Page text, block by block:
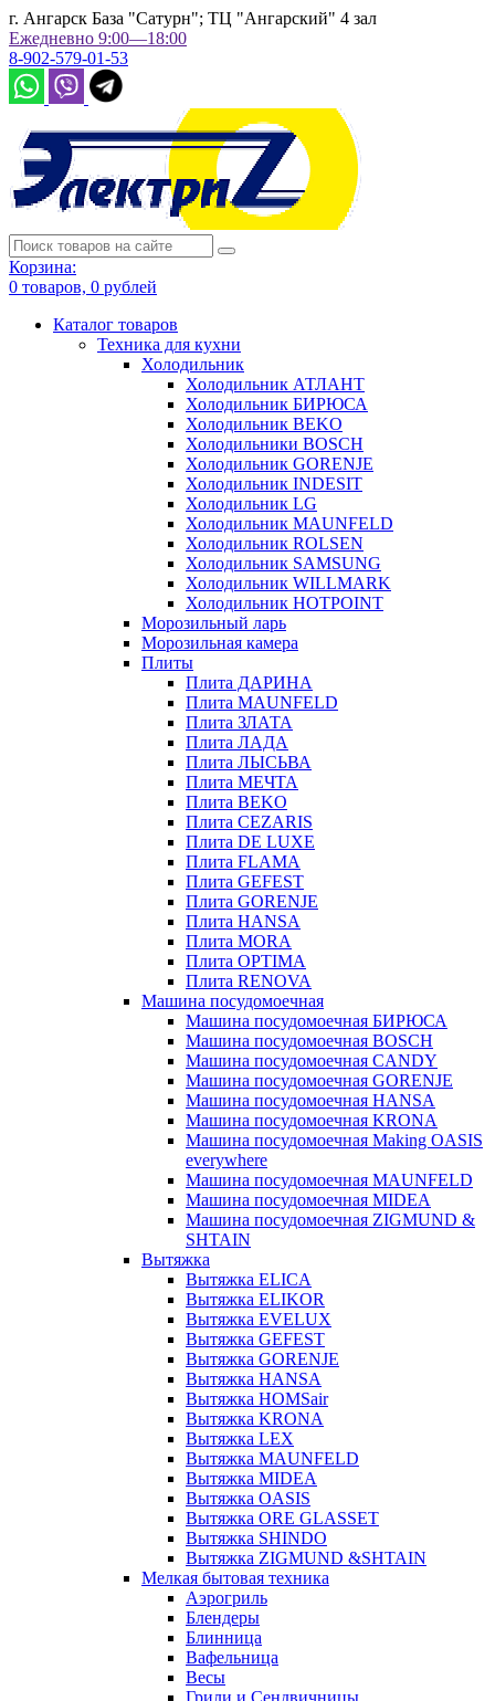
г. Ангарск База "Сатурн"; ТЦ "Ангарский" 4 зал
Ежедневно 9:00—18:00
8-902-579-01-53
Корзина:
0 товаров, 0 рублей
Каталог товаров
Техника для кухни
Холодильник
Холодильник АТЛАНТ
Холодильник БИРЮСА
Холодильник BEKO
Холодильники BOSCH
Холодильник GORENJE
Холодильник INDESIT
Холодильник LG
Холодильник MAUNFELD
Холодильник ROLSEN
Холодильник SAMSUNG
Холодильник WILLMARK
Холодильник HOTPOINT
Морозильный ларь
Морозильная камера
Плиты
Плита ДАРИНА
Плита MAUNFELD
Плита ЗЛАТА
Плита ЛАДА
Плита ЛЫСЬВА
Плита МЕЧТА
Плита BEKO
Плита CEZARIS
Плита DE LUXE
Плита FLAMA
Плита GEFEST
Плита GORENJE
Плита HANSA
Плита MORA
Плита OPTIMA
Плита RENOVA
Машина посудомоечная
Машина посудомоечная БИРЮСА
Машина посудомоечная BOSCH
Машина посудомоечная CANDY
Машина посудомоечная GORENJE
Машина посудомоечная HANSA
Машина посудомоечная KRONA
Машина посудомоечная Making OASIS
everywhere
Машина посудомоечная MAUNFELD
Машина посудомоечная MIDEA
Машина посудомоечная ZIGMUND &
SHTAIN
Вытяжка
Вытяжка ELICA
Вытяжка ELIKOR
Вытяжка EVELUX
Вытяжка GEFEST
Вытяжка GORENJE
Вытяжка HANSA
Вытяжка HOMSair
Вытяжка KRONA
Вытяжка LEX
Вытяжка MAUNFELD
Вытяжка MIDEA
Вытяжка OASIS
Вытяжка ORE GLASSET
Вытяжка SHINDO
Вытяжка ZIGMUND &SHTAIN
Мелкая бытовая техника
Аэрогриль
Блендеры
Блинница
Вафельница
Весы
Грили и Сендвичницы